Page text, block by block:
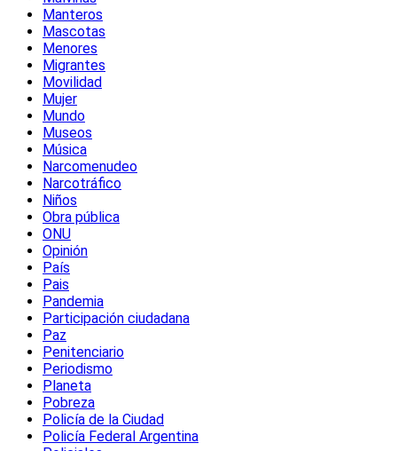
Manteros
Mascotas
Menores
Migrantes
Movilidad
Mujer
Mundo
Museos
Música
Narcomenudeo
Narcotráfico
Niños
Obra pública
ONU
Opinión
País
Pais
Pandemia
Participación ciudadana
Paz
Penitenciario
Periodismo
Planeta
Pobreza
Policía de la Ciudad
Policía Federal Argentina